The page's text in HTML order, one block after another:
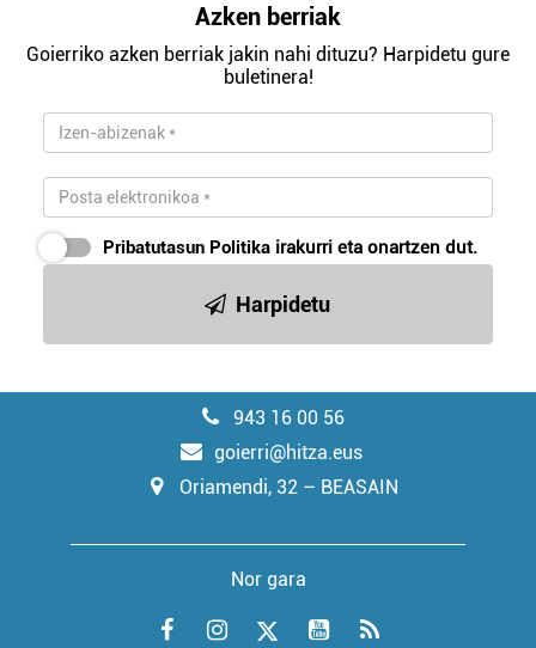
Azken berriak
Goierriko azken berriak jakin nahi dituzu? Harpidetu gure
buletinera!
Pribatutasun Politika irakurri eta onartzen dut.
Harpidetu
943 16 00 56
goierri@hitza.eus
Oriamendi, 32 – BEASAIN
Nor gara